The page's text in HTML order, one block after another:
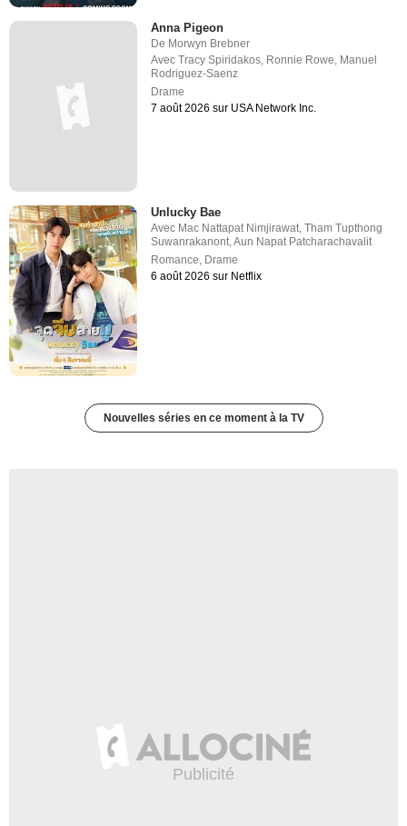
Anna Pigeon
De Morwyn Brebner
AvecTracy Spiridakos, Ronnie Rowe, Manuel
Rodriguez-Saenz
Drame
7 août 2026 sur USA Network Inc.
Unlucky Bae
Avec Mac Nattapat Nimjirawat,Tham Tupthong
Suwanrakanont,Aun Napat Patcharachavalit
Romance, Drame
6 août 2026 sur Netflix
Nouvelles séries en ce moment à la TV